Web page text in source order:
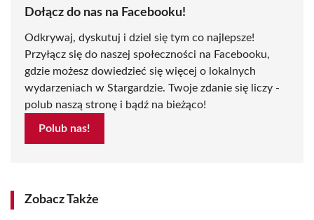
Dołącz do nas na Facebooku!
Odkrywaj, dyskutuj i dziel się tym co najlepsze!
Przyłącz się do naszej społeczności na Facebooku,
gdzie możesz dowiedzieć się więcej o lokalnych
wydarzeniach w Stargardzie. Twoje zdanie się liczy -
polub naszą stronę i bądź na bieżąco!
Polub nas!
Zobacz Także